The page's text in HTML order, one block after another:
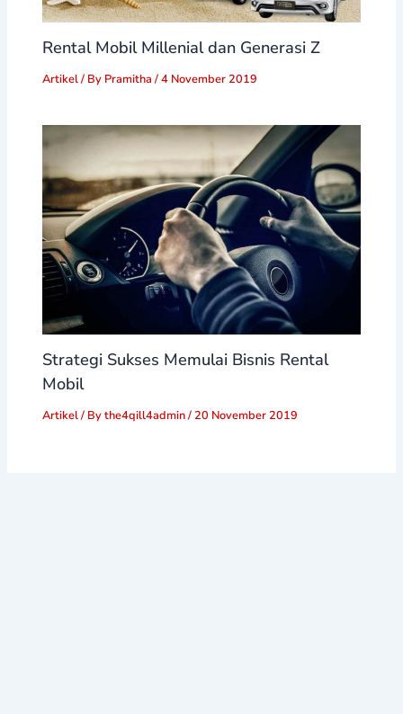
Rental Mobil Millenial dan Generasi Z
Artikel/ By Pramitha/4 November 2019
Strategi Sukses Memulai Bisnis Rental
Mobil
Artikel/ Bythe4qill4admin/ 20 November 2019